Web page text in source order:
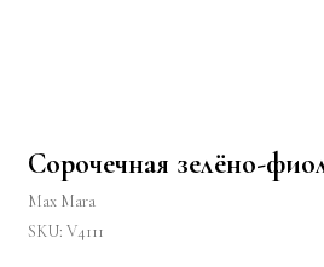
Сорочечная зелёно-
Max Mara
SKU: V4111